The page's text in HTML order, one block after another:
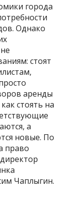
города
Однако
стоят
аренды
стоять на
а
новые. По
право
Чаплыгин.